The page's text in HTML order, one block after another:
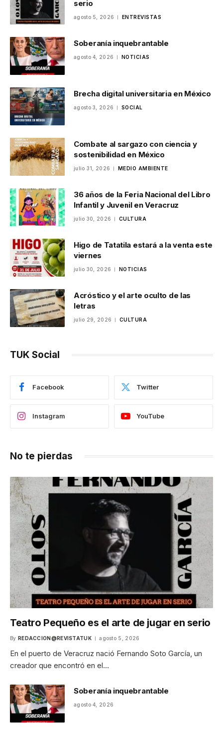
serio
agosto 5, 2026 ENTREVISTAS
Soberanía inquebrantable
agosto 4, 2026 NOTICIAS
Brecha digital universitaria en México
agosto 3, 2026 SOCIAL
Combate al sargazo con ciencia y
sostenibilidad en México
julio 31, 2026 MEDIO AMBIENTE
36 años de la Feria Nacional del Libro
Infantil y Juvenil en Veracruz
julio 30, 2026 CULTURA
Higo de Tatatila estará a la venta este
viernes
julio 30, 2026 NOTICIAS
Acróstico y el arte oculto de las
letras
julio 29, 2026 CULTURA
TUK Social
Facebook Twitter
Instagram YouTube
No te pierdas
Teatro Pequeño es el arte de jugar en serio
By REDACCION@REVISTATUK agosto 5, 2026
En el puerto de Veracruz nació Fernando Soto García, un
creador que encontró en el…
Soberanía inquebrantable
agosto 4, 2026